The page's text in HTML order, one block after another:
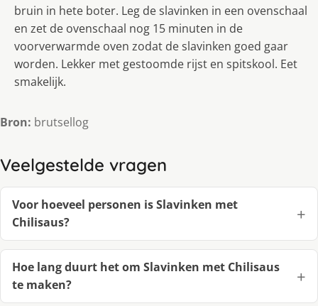
bruin in hete boter. Leg de slavinken in een ovenschaal
en zet de ovenschaal nog 15 minuten in de
voorverwarmde oven zodat de slavinken goed gaar
worden. Lekker met gestoomde rijst en spitskool. Eet
smakelijk.
Bron: brutsellog
Veelgestelde vragen
Voor hoeveel personen is Slavinken met
Chilisaus?
Hoe lang duurt het om Slavinken met Chilisaus
te maken?